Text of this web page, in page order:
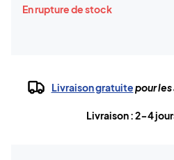
En rupture de stock
Livraison gratuitepour les
Livraison : 2-4